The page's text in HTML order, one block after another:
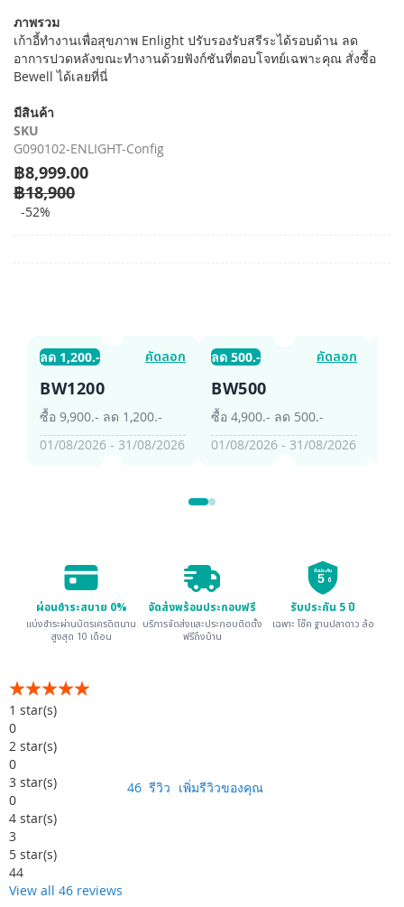
ต้น
ของ
แกล
เลอ
รูปภาพ
ภาพรวม
เก้าอี้ทำงานเพื่อสุขภาพ Enlight ปรับรองรับสรีระได้รอบด้าน ลด
อาการปวดหลังขณะทำงานด้วยฟังก์ชันที่ตอบโจทย์เฉพาะคุณ สั่งซื้อ
Bewell ได้เลยที่นี่
มีสินค้า
SKU
G090102-ENLIGHT-Config
฿8,999.00
฿18,900
-52%
ลด 1,200.- คัดลอก
BW1200
ซื้อ 9,900.- ลด 1,200.-
01/08/2026 - 31/08/2026
ลด 500.- คัดลอก
BW500
ซื้อ 4,900.- ลด 500.-
01/08/2026 - 31/08/2026
ผ่อนชำระสบาย 0%
แบ่งชำระผ่านบัตรเครดิตนาน
สูงสุด 10 เดือน
จัดส่งพร้อมประกอบฟรี
บริการจัดส่งและประกอบติดตั้ง
ฟรีถึงบ้าน
รับประกัน
5 ปี
รับประกัน 5 ปี
เฉพาะ โช๊ค ฐานปลาดาว ล้อ
อันดับ:
99% of100
1 star(s)
0
2 star(s)
0
3 star(s)
0
4 star(s)
3
5 star(s)
44
View all 46 reviews
46 รีวิว เพิ่มรีวิวของคุณ